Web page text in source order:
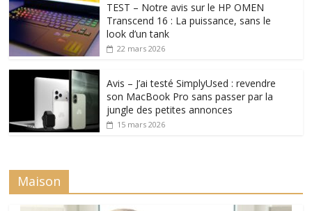
TEST – Notre avis sur le HP OMEN
Transcend 16 : La puissance, sans le
look d’un tank
22 mars 2026
Avis – J’ai testé SimplyUsed : revendre
son MacBook Pro sans passer par la
jungle des petites annonces
15 mars 2026
Maison